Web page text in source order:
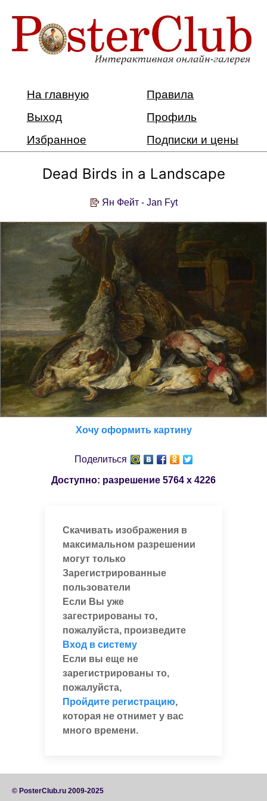
На главную
Правила
Выход
Профиль
Избранное
Подписки и цены
Dead Birds in a Landscape
Ян Фейт - Jan Fyt
Хочу оформить картину
Поделиться
Доступно: разрешение 5764 x 4226
Скачивать изображения в
максимальном разрешении
могут только
Зарегистрированные
пользователи
Если Вы уже
загестрированы то,
пожалуйста, произведите
Вход в систему
Если вы еще не
зарегистрированы то,
пожалуйста,
Пройдите регистрацию,
которая не отнимет у вас
много времени.
© PosterClub.ru 2009-2025